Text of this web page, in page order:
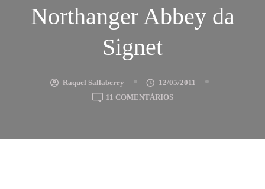
Northanger Abbey da
Signet
Raquel Sallaberry
12/05/2011
11 COMENTÁRIOSEM
DA